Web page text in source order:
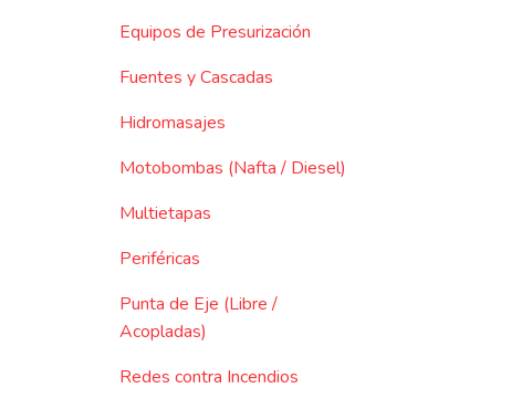
Equipos de Presurización
Fuentes y Cascadas
Hidromasajes
Motobombas (Nafta / Diesel)
Multietapas
Periféricas
Punta de Eje (Libre /
Acopladas)
Redes contra Incendios